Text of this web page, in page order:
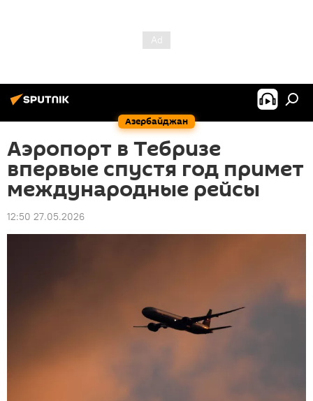
Азербайджан
Аэропорт в Тебризе
впервые спустя год примет
международные рейсы
12:50 27.05.2026